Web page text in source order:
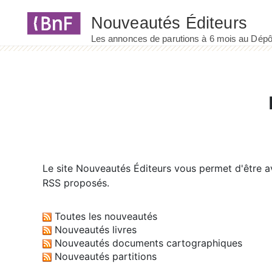
Le site Nouveautés Éditeurs vous permet d'être
RSS proposés.
Toutes les nouveautés
Nouveautés livres
Nouveautés documents cartographiques
Nouveautés partitions